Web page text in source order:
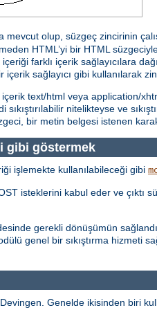
mevcut olup, süzgeç zincirinin
HTML’yi bir HTML
farklı içerik sağlayıcılara
içerik sağlayıcı gibi kullanılarak
text/html veya application/
nitelikteyse ve
bir metin belgesi istenen
gibi göstermek
işlemekte kullanılabileceği gibi
isteklerini kabul eder ve çıktı
gerekli dönüşümün
genel bir sıkıştırma hizmeti
Genelde ikisinden biri